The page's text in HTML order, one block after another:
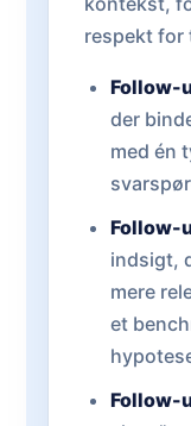
respekt for
Follow-
der
med én
Follow-
indsigt,
mere
et
Follow-